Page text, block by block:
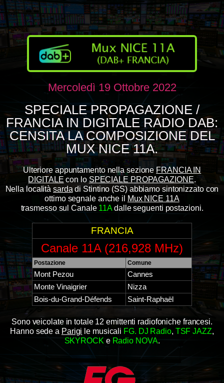
Mercoledì 19 Ottobre 2022
SPECIALE PROPAGAZIONE /
FRANCIA IN DIGITALE RADIO DAB:
CENSITA LA COMPOSIZIONE DEL
MUX NICE 11A.
Ulteriore appuntamento nella sezione FRANCIA IN
DIGITALE con lo SPECIALE PROPAGAZIONE.
Nella localitàsarda di Stintino (SS) abbiamo sintonizzato con
ottimo segnale anche il
Mux NICE 11A
trasmesso sul Canale 11Adalle seguenti postazioni.
FRANCIA
Canale 11A (216,928 MHz)
Postazione Comune
Mont Pezou
Cannes
Monte Vinaigrier
Nizza
Bois-du-Grand-Défends
Saint-Raphaël
Sono veicolate in totale 12 emittenti radiofoniche francesi.
Hanno sede a Parigi le musicali FG. DJ Radio, TSF JAZZ,
SKYROCK e Radio NOVA.